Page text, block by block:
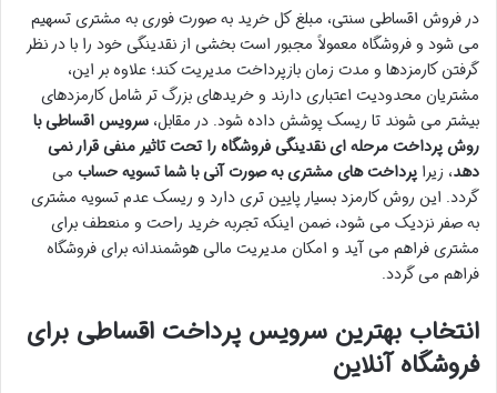
در فروش اقساطی سنتی، مبلغ کل خرید به صورت فوری به مشتری تسهیم
می شود و فروشگاه معمولاً مجبور است بخشی از نقدینگی خود را با در نظر
گرفتن کارمزدها و مدت زمان بازپرداخت مدیریت کند؛ علاوه بر این،
مشتریان محدودیت اعتباری دارند و خریدهای بزرگ تر شامل کارمزدهای
بیشتر می شوند تا ریسک پوشش داده شود. در مقابل، سرویس اقساطی با
روش پرداخت مرحله ای نقدینگی فروشگاه را تحت تاثیر منفی قرار نمی
دهد، زیرا پرداخت های مشتری به صورت آنی با شما تسویه حساب می
گردد. این روش کارمزد بسیار پایین تری دارد و ریسک عدم تسویه مشتری
به صفر نزدیک می شود، ضمن اینکه تجربه خرید راحت و منعطف برای
مشتری فراهم می آید و امکان مدیریت مالی هوشمندانه برای فروشگاه
فراهم می گردد.
انتخاب بهترین سرویس پرداخت اقساطی برای
فروشگاه آنلاین